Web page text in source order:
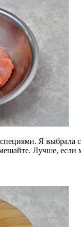
Я выбрала
Лучше, если